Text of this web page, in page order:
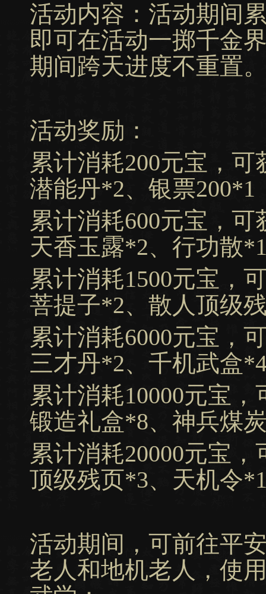
活动内容：活动期间
即可在活动一掷千金
期间跨天进度不重置
活动奖励：
累计消耗200元宝，
潜能丹*2、银票200*1
累计消耗600元宝，
天香玉露*2、行功散
累计消耗1500元宝，
菩提子*2、散人顶级
累计消耗6000元宝，
三才丹*2、千机武盒
累计消耗10000元宝
锻造礼盒*8、神兵煤
累计消耗20000元宝
顶级残页*3、天机令
活动期间，可前往平
老人和地机老人，使